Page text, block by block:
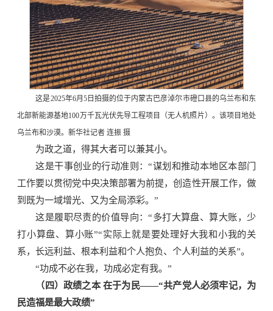
这是2025年6月5日拍摄的位于内蒙古巴彦淖尔市磴口县的乌兰布和东
北部新能源基地100万千瓦光伏先导工程项目（无人机照片）。该项目地处
乌兰布和沙漠。新华社记者 连振 摄
为政之道，得其大者可以兼其小。
这是干事创业的行动准则：“谋划和推动本地区本部门
工作要以贯彻党中央决策部署为前提，创造性开展工作，做
到既为一域增光、又为全局添彩。”
这是履职尽责的价值导向：“多打大算盘、算大账，少
打小算盘、算小账”“实际上就是要处理好大我和小我的关
系，长远利益、根本利益和个人抱负、个人利益的关系”。
“功成不必在我，功成必定有我。”
（四）政绩之本 在于为民——“共产党人必须牢记，为
民造福是最大政绩”